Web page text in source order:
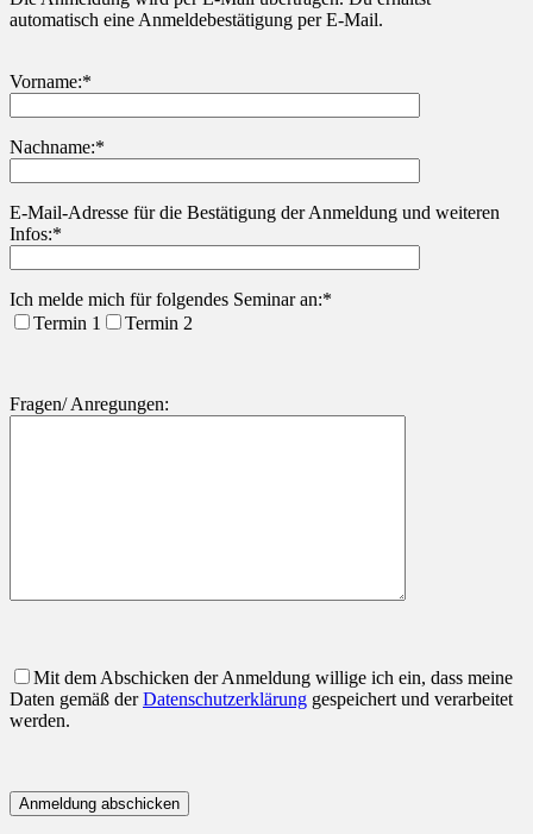
automatisch eine Anmeldebestätigung per E-Mail.
Vorname:*
Nachname:*
Bitte lasse dieses Feld leer.
E-Mail-Adresse für die Bestätigung der Anmeldung und weiteren
Infos:*
Ich melde mich für folgendes Seminar an:*
Termin 1
Termin 2
Fragen/ Anregungen:
Mit dem Abschicken der Anmeldung willige ich ein, dass meine
Daten gemäß derDatenschutzerklärung gespeichert und verarbeitet
werden.